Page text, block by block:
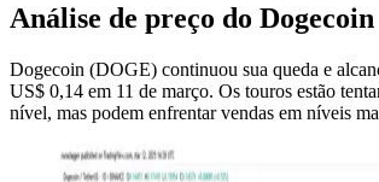
Análise de preço do Dogecoin
Dogecoin (DOGE) continuou sua queda e
US$ 0,14 em 11 de março. Os touros estão
nível, mas podem enfrentar vendas em níveis